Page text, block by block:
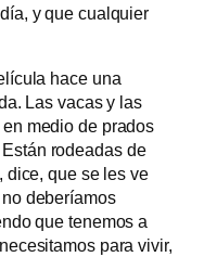
y que cualquier
hace una
Las vacas y las
medio de prados
rodeadas de
dice, que se les ve
deberíamos
que tenemos a
para vivir,